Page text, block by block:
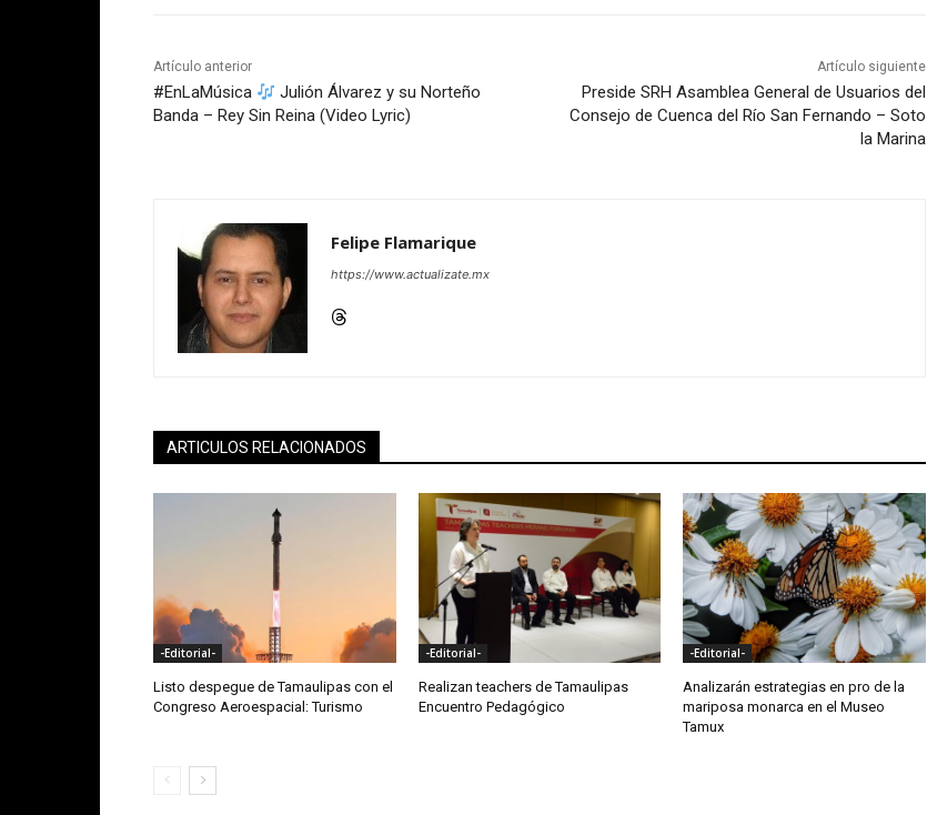
Artículo anterior
#EnLaMúsica
Julión Álvarez y su Norteño
Banda – Rey Sin Reina (Video Lyric)
Artículo siguiente
Preside SRH Asamblea General de Usuarios del
Consejo de Cuenca del Río San Fernando – Soto
la Marina
Felipe Flamarique
https://www.actualizate.mx
ARTICULOS RELACIONADOS
-Editorial-
Listo despegue de Tamaulipas con el
Congreso Aeroespacial: Turismo
-Editorial-
Realizan teachers de Tamaulipas
Encuentro Pedagógico
-Editorial-
Analizarán estrategias en pro de la
mariposa monarca en el Museo
Tamux